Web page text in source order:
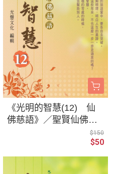
《光明的智慧(12) 仙
佛慈語》／聖賢仙佛
齊著／光慧文化 編輯$150
$50